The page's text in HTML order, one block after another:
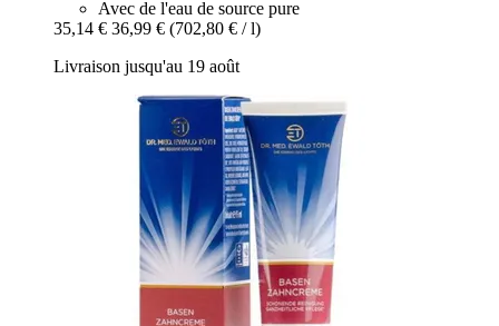
Avec de l'eau de source pure
35,14 € 36,99 € (702,80 € / l)
Livraison jusqu'au 19 août